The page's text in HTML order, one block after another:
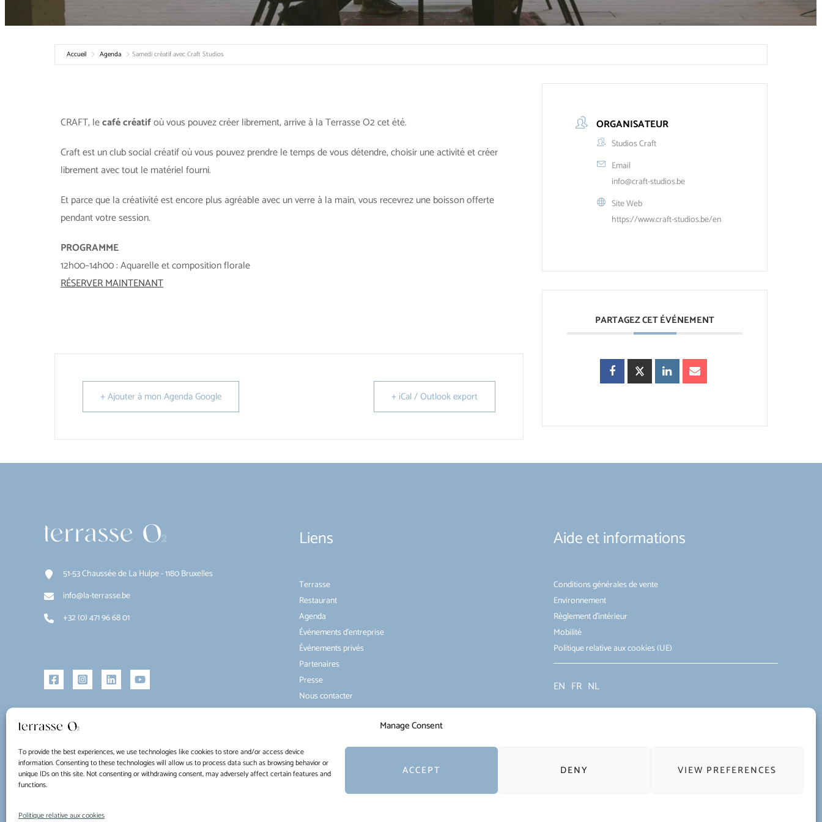
Manage Consent
To provide the best experiences, we use technologies like cookies to store and/or access device
information. Consenting to these technologies will allow us to process data such as browsing behavior or
unique IDs on this site. Not consenting or withdrawing consent, may adversely affect certain features and
functions.
ACCEPT DENY VIEW PREFERENCES
Politique relative aux cookies
Accueil Agenda Samedi créatif avec Craft Studios
CRAFT, lecafé créatifoù vous pouvez créer librement, arrive à la Terrasse O2 cet été.
Craft est un club social créatif où vous pouvez prendre le temps de vous détendre, choisir une activité et créer
librement avec tout le matériel fourni.
Et parce que la créativité est encore plus agréable avec un verre à la main, vous recevrez une boisson offerte
pendant votre session.
PROGRAMME
12h00–14h00 : Aquarelle et composition florale
RÉSERVER MAINTENANT
+ Ajouter à mon Agenda Google + iCal / Outlook export
ORGANISATEUR
Studios Craft
Email
info@craft-studios.be
Site Web
https://www.craft-studios.be/en
PARTAGEZ CET ÉVÉNEMENT
51-53 Chaussée de La Hulpe - 1180 Bruxelles
info@la-terrasse.be
+32 (0) 471 96 68 01
Liens
Terrasse
Restaurant
Agenda
Événements d’entreprise
Événements privés
Partenaires
Presse
Nous contacter
Aide et informations
Conditions générales de vente
Environnement
Règlement d’intérieur
Mobilité
Politique relative aux cookies (UE)
EN FR NL